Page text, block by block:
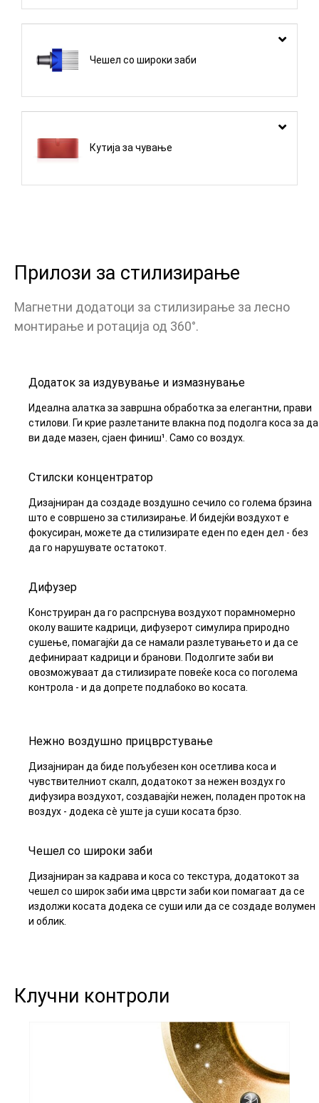
Чешел со широки заби
Кутија за чување
Прилози за стилизирање
Магнетни додатоци за стилизирање за лесно
монтирање и ротација од 360°.
Додаток за издувување и измазнување
Идеална алатка за завршна обработка за елегантни, прави
стилови. Ги крие разлетаните влакна под подолга коса за да
ви даде мазен, сјаен финиш¹. Само со воздух.
Стилски концентратор
Дизајниран да создаде воздушно сечило со голема брзина
што е совршено за стилизирање. И бидејќи воздухот е
фокусиран, можете да стилизирате еден по еден дел - без
да го нарушувате остатокот.
Дифузер
Конструиран да го распрснува воздухот порамномерно
околу вашите кадрици, дифузерот симулира природно
сушење, помагајќи да се намали разлетувањето и да се
дефинираат кадрици и бранови. Подолгите заби ви
овозможуваат да стилизирате повеќе коса со поголема
контрола - и да допрете подлабоко во косата.
Нежно воздушно прицврстување
Дизајниран да биде пољубезен кон осетлива коса и
чувствителниот скалп, додатокот за нежен воздух го
дифузира воздухот, создавајќи нежен, поладен проток на
воздух - додека сè уште ја суши косата брзо.
Чешел со широки заби
Дизајниран за кадрава и коса со текстура, додатокот за
чешел со широк заби има цврсти заби кои помагаат да се
издолжи косата додека се суши или да се создаде волумен
и облик.
Клучни контроли